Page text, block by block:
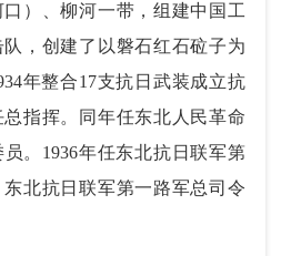
）、柳河一带，组建中国工
，创建了以磐石红石砬子为
年整合17支抗日武装成立抗
指挥。同年任东北人民革命
。1936年任东北抗日联军第
北抗日联军第一路军总司令